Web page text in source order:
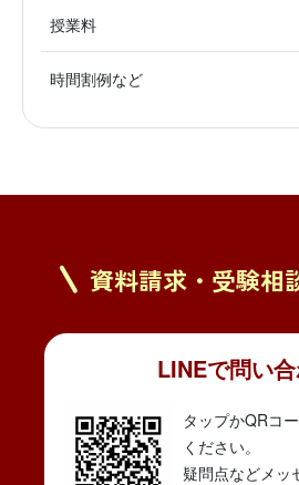
授業料
時間割例など
資料請求・受験相
LINEで問い
タップかQRコ
ください。
疑問点などメッ